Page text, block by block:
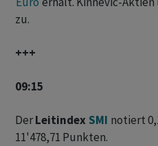
zu.
+++
09:15
DerLeitindex SMI notiert
11'478,71 Punkten.